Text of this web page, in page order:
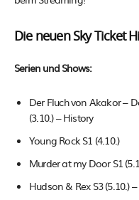
Die neuen Sky Ticket
Serien und Shows:
Der Fluch von Akakor –
(3.10.) – History
Young Rock S1 (4.10.)
Murder at my Door S1
Hudson & Rex S3 (5.10.)